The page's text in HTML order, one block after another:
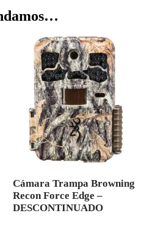
Cámara Trampa Browning
Recon Force Edge –
DESCONTINUADO